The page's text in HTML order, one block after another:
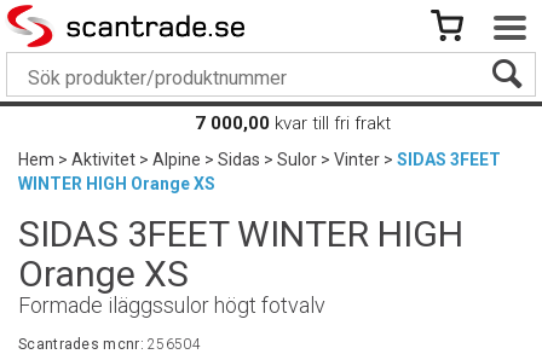
7 000,00 kvar till fri frakt
Hem>Aktivitet>Alpine>Sidas>Sulor>Vinter>SIDAS 3FEET
WINTER HIGH Orange XS
SIDAS 3FEET WINTER HIGH
Orange XS
Formade iläggssulor högt fotvalv
Scantrades mcnr:256504